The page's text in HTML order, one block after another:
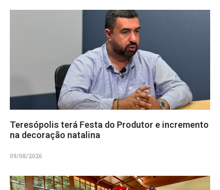
Teresópolis terá Festa do Produtor e incremento
na decoração natalina
09/08/2026